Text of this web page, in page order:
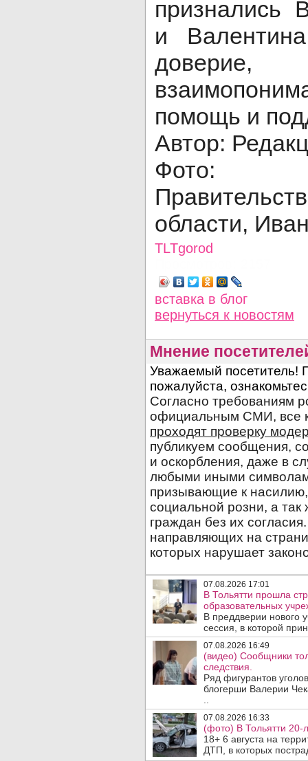
признались
и
помощь и
Автор:
Фото:
области,
TLTgorod
вставка в блог
вернуться к новостям
Мнение
07.08.2026 17:01
В Тольятти прошла
образовательных
В преддверии нового
сессия, в которой
07.08.2026 16:49
(видео) Сообщники
следствия.
Ряд фигурантов
блогерши Валерии
07.08.2026 16:33
(фото) В Тольятти 20-
18+ 6 августа на
ДТП, в которых